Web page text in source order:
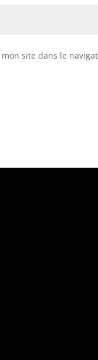
site dans le